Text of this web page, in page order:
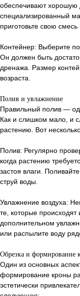
обеспечивают хорошую
специализированный
приготовьте свою
Контейнер: Выберите
Он должен быть
дренажа. Размер
возраста.
Полив и увлажнение
Правильный полив —
Как и слишком мало, и
растению. Вот
Полив: Регулярно
когда растению
застоя влаги.
струй воды.
Увлажнение воздуха:
те, которые происходят
дополнительном
или распылите воду
Обрезка и формирование
Один из основных
формирование кроны
эстетически